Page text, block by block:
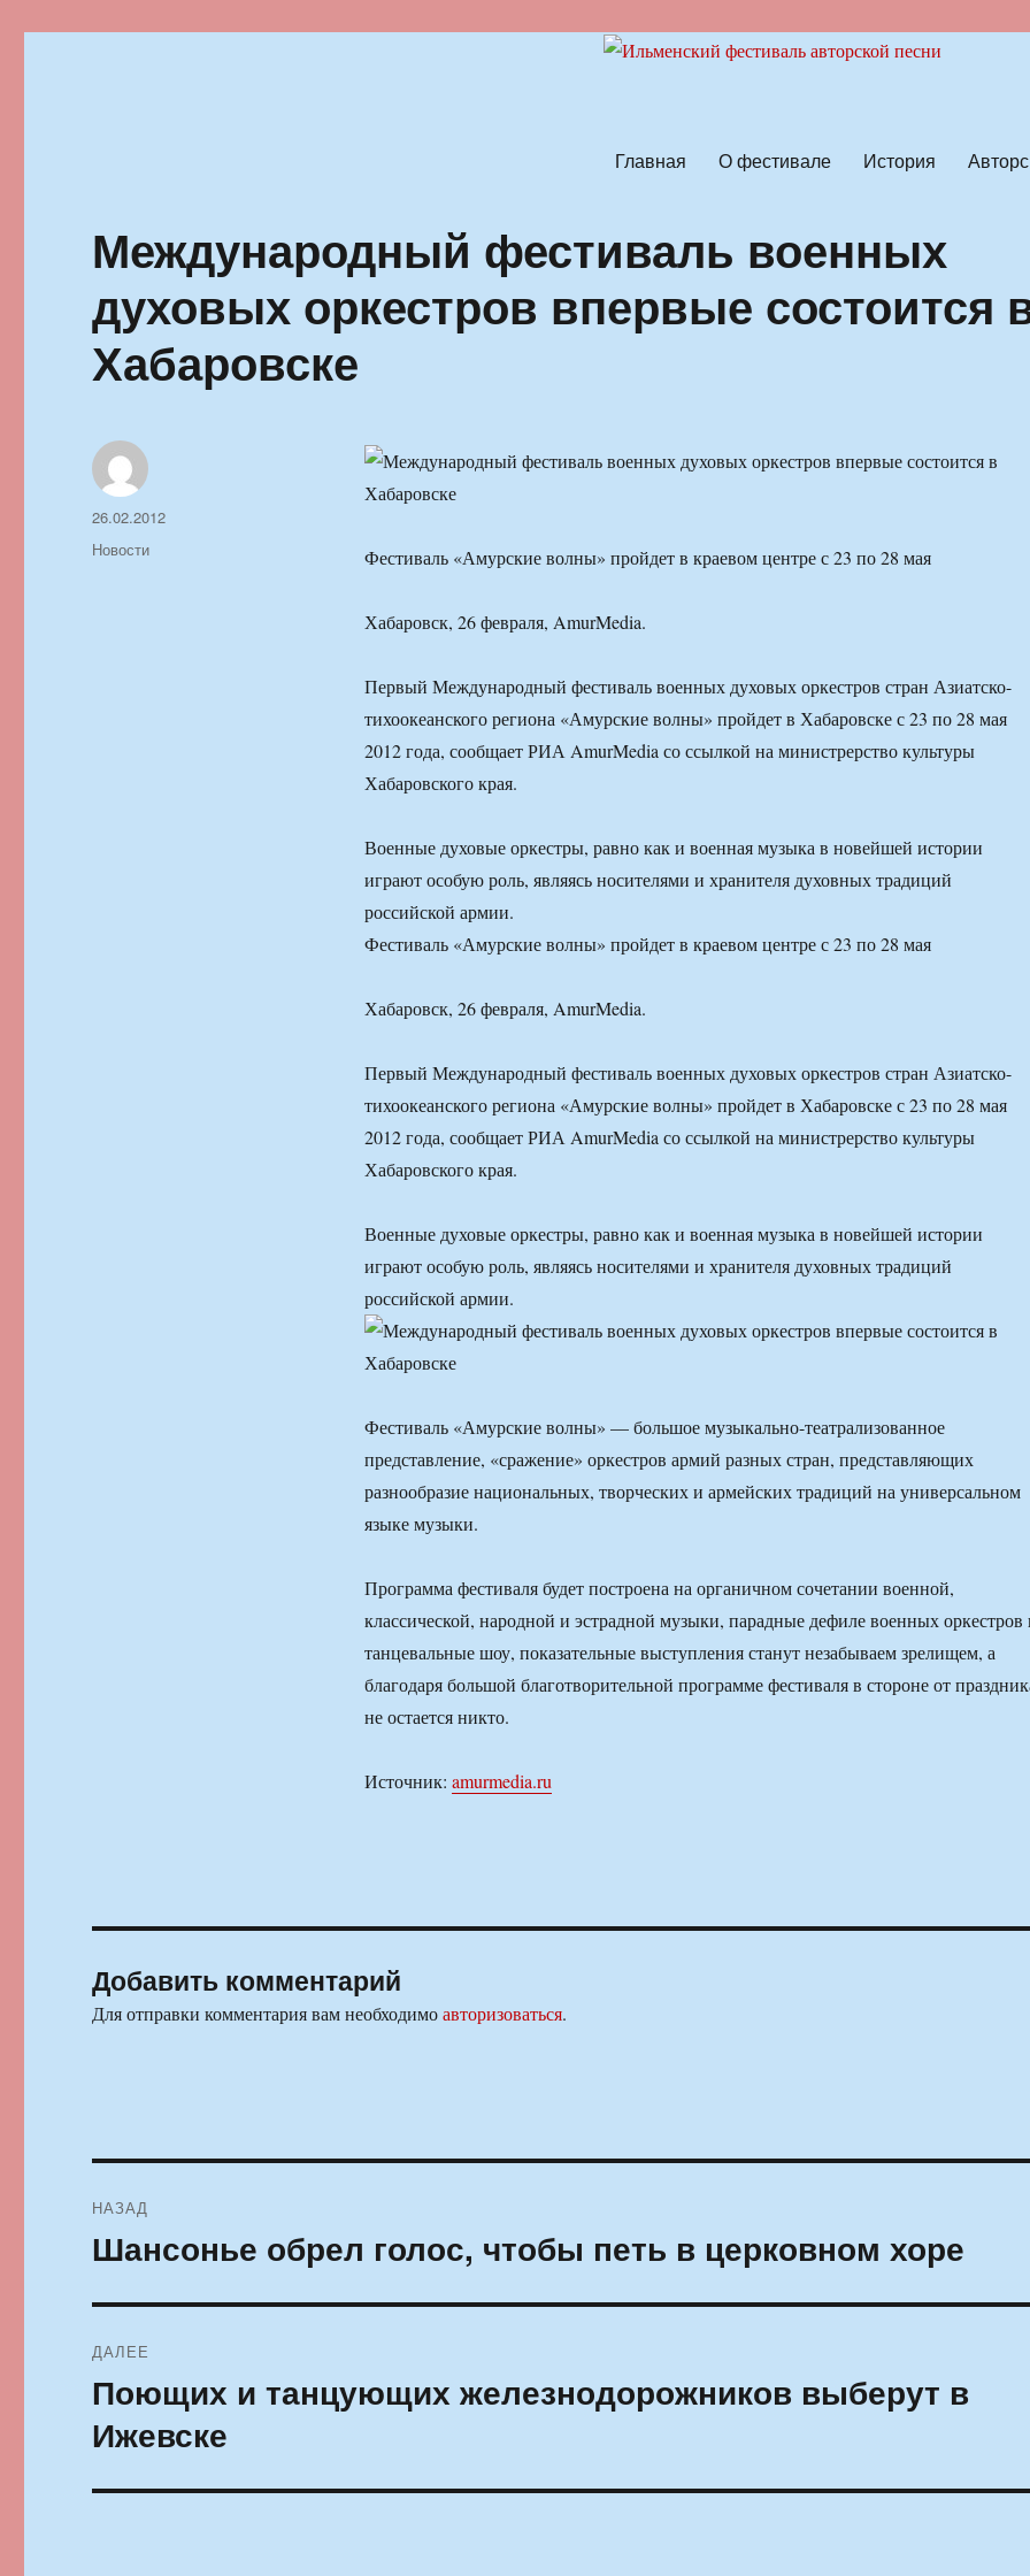
Главная О фестивале История
Международный фестиваль военных
духовых оркестров впервые состоится
Хабаровске
Фестиваль «Амурские волны» пройдет в краевом центре с 23 по 28 мая
Хабаровск, 26 февраля, AmurMedia.
Первый Международный фестиваль военных духовых оркестров стран Азиатско-
тихоокеанского региона «Амурские волны» пройдет в Хабаровске с 23 по 28 мая
2012 года, сообщает РИА AmurMedia со ссылкой на министрерство культуры
Хабаровского края.
Военные духовые оркестры, равно как и военная музыка в новейшей истории
играют особую роль, являясь носителями и хранителя духовных традиций
российской армии.
Фестиваль «Амурские волны» пройдет в краевом центре с 23 по 28 мая
Хабаровск, 26 февраля, AmurMedia.
Первый Международный фестиваль военных духовых оркестров стран Азиатско-
тихоокеанского региона «Амурские волны» пройдет в Хабаровске с 23 по 28 мая
2012 года, сообщает РИА AmurMedia со ссылкой на министрерство культуры
Хабаровского края.
Военные духовые оркестры, равно как и военная музыка в новейшей истории
играют особую роль, являясь носителями и хранителя духовных традиций
российской армии.
Фестиваль «Амурские волны» — большое музыкально-театрализованное
представление, «сражение» оркестров армий разных стран, представляющих
разнообразие национальных, творческих и армейских традиций на универсальном
языке музыки.
Программа фестиваля будет построена на органичном сочетании военной,
классической, народной и эстрадной музыки, парадные дефиле военных оркестров
танцевальные шоу, показательные выступления станут незабываем зрелищем, а
благодаря большой благотворительной программе фестиваля в стороне от
не остается никто.
Источник: amurmedia.ru
Автор
Опубликовано
26.02.2012
Рубрики
Новости
Добавить комментарий
Для отправки комментария вам необходимоавторизоваться.
по
НАЗАД
Предыдущая
Шансонье обрел голос, чтобы петь в церковном хоре
ДАЛЕЕ
Следующая
Поющих и танцующих железнодорожников выберут в
Ижевске